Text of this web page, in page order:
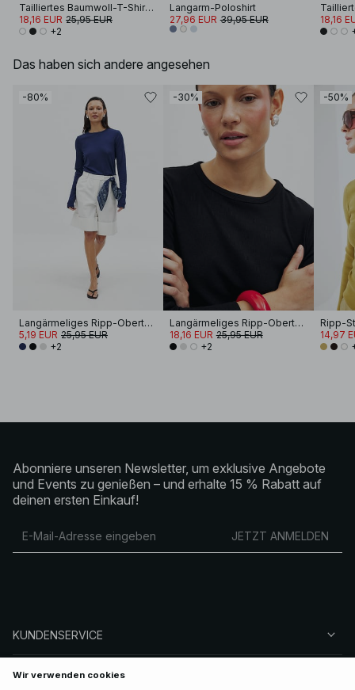
Tailliertes Baumwoll-T-Shirt mit Trichterausschnitt
18,16 EUR 25,95 EUR
+2
Langarm-Poloshirt
27,96 EUR 39,95 EUR
18,16
Das haben sich andere angesehen
-80%
Langärmeliges Ripp-Oberteil mit Rundhalsausschnitt
5,19 EUR 25,95 EUR
+2
-30%
Langärmeliges Ripp-Oberteil mit Rundhalsausschnitt
18,16 EUR 25,95 EUR
+2
-50%
14,97
Abonniere unseren Newsletter, um exklusive Angebote
und Events zu genießen – und erhalte 15 % Rabatt auf
deinen ersten Einkauf!
JETZT ANMELDEN
KUNDENSERVICE
ÜBER NA-KD